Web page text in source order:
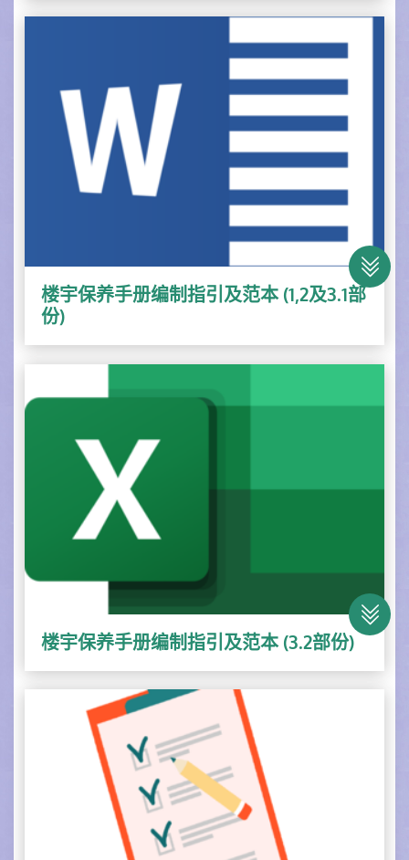
楼宇保养手册编制指引及范本 (1,2及3.1部
份)
楼宇保养手册编制指引及范本 (3.2部份)